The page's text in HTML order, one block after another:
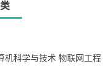
机科学与技术 物联网工程